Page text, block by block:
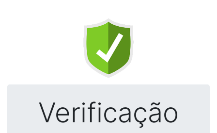
Verificação